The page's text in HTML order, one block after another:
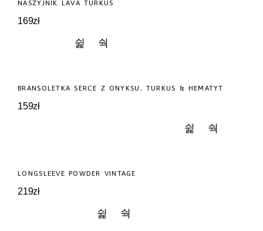
NOWOŚĆ
NASZYJNIK LAVA TURKUS
169zł
NOWOŚĆ
BRANSOLETKA SERCE Z ONYKSU, TURKUS & HEMATYT
159zł
NOWOŚĆ
LONGSLEEVE POWDER VINTAGE
219zł